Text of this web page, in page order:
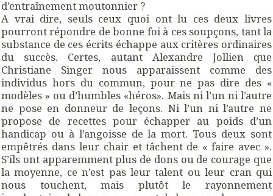
d’entraînement moutonnier ?
A vrai dire, seuls ceux quoi ont lu ces deux livres
pourront répondre de bonne foi à ces soupçons, tant la
substance de ces écrits échappe aux critères ordinaires
du succès. Certes, autant Alexandre Jollien que
Christiane Singer nous apparaissent comme des
individus hors du commun, pour ne pas dire des «
modèles » ou d’humbles «héros». Mais ni l’un ni l’autre
ne pose en donneur de leçons. Ni l’un ni l’autre ne
propose de recettes pour échapper au poids d’un
handicap ou à l’angoisse de la mort. Tous deux sont
empêtrés dans leur chair et tâchent de « faire avec ».
S’ils ont apparemment plus de dons ou de courage que
la moyenne, ce n’est pas leur talent ou leur cran qui
nous touchent, mais plutôt le rayonnement